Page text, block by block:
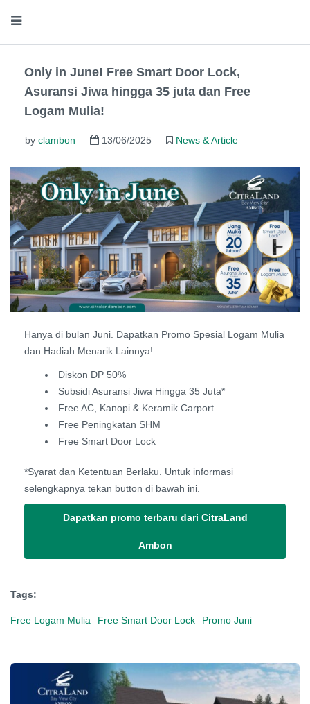
Only in June! Free Smart Door Lock,
Asuransi Jiwa hingga 35 juta dan Free
Logam Mulia!
by clambon 13/06/2025 News & Article
Hanya di bulan Juni. Dapatkan Promo Spesial Logam Mulia
dan Hadiah Menarik Lainnya!
Diskon DP 50%
Subsidi Asuransi Jiwa Hingga 35 Juta*
Free AC, Kanopi & Keramik Carport
Free Peningkatan SHM
Free Smart Door Lock
*Syarat dan Ketentuan Berlaku. Untuk informasi
selengkapnya tekan button di bawah ini.
Dapatkan promo terbaru dari CitraLand
Ambon
Tags:
Free Logam Mulia Free Smart Door Lock Promo Juni